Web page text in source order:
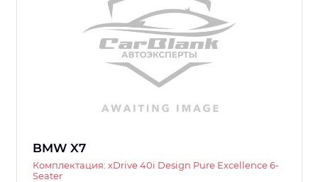
BMW X7
Комплектация: xDrive 40i Design Pure Excellence 6-
Seater